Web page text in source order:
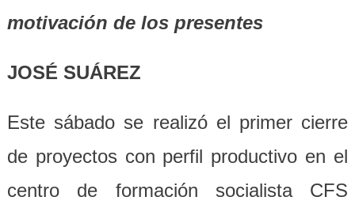
motivación de los presentes
JOSÉ SUÁREZ
Este sábado se realizó el primer cierre
de proyectos con perfil productivo en el
centro de formación socialista CFS